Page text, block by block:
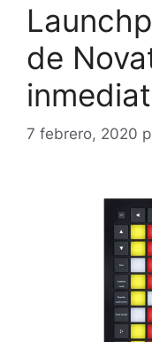
de
7 febrero, 2020